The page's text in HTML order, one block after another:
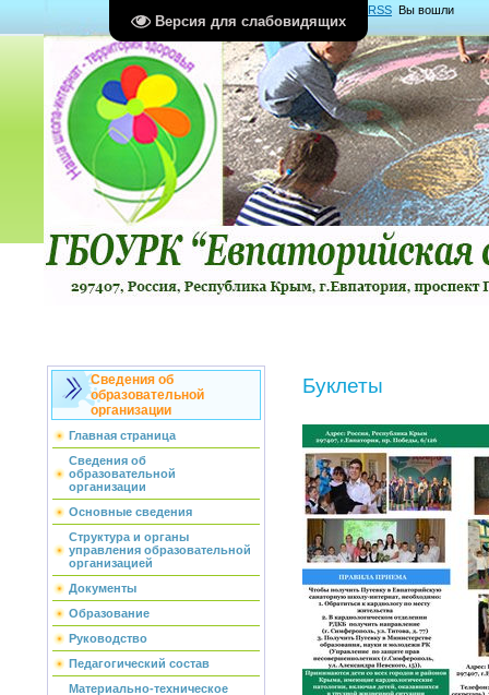
Версия для слабовидящих
RSS Вы вошли
какГость Группа "Гости"
Сведения об
образовательной
организации
Главная страница
Сведения об
образовательной
организации
Основные сведения
Структура и органы
управления образовательной
организацией
Документы
Образование
Руководство
Педагогический состав
Материально-техническое
Буклеты